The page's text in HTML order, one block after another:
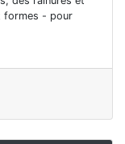
formes - pour